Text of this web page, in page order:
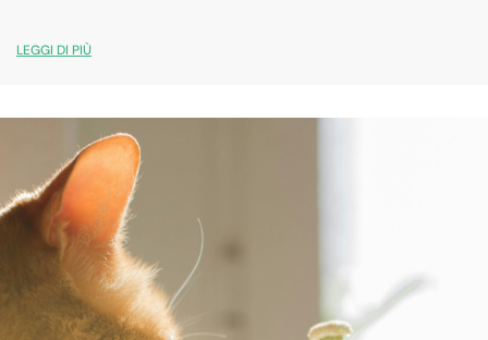
attivi e una tradizione d’uso ben definita.…
LEGGI DI PIÙ